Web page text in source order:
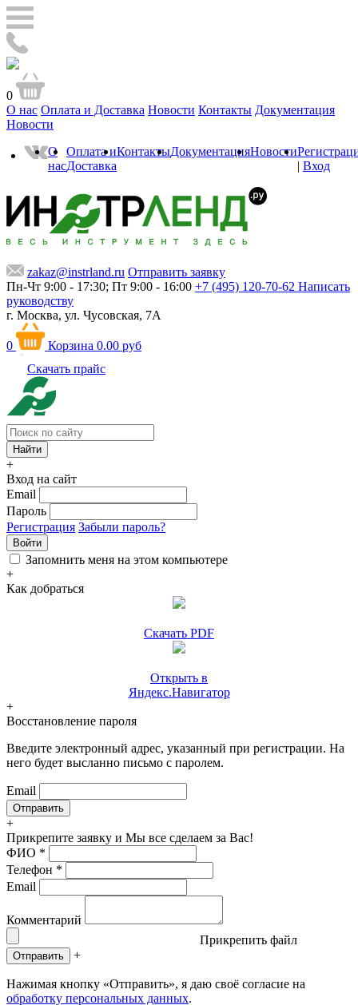
0
О нас Оплата и Доставка Новости Контакты Документация
Новости
О
нас
Оплата и
Доставка
КонтактыДокументацияНовости
| Вход
zakaz@instrland.ru Отправить заявку
Пн-Чт 9:00 - 17:30; Пт 9:00 - 16:00 +7 (495) 120-70-62 Написать
руководству
г. Москва, ул. Чусовская, 7А
0 Корзина 0.00 руб
Скачать прайс
+
Вход на сайт
Email
Пароль
Регистрация Забыли пароль?
Войти
Запомнить меня на этом компьютере
+
Как добраться
Скачать PDF
Открыть в
Яндекс.Навигатор
+
Восстановление пароля
Введите электронный адрес, указанный при регистрации. На
него будет высланно письмо с паролем.
Email
+
Прикрепите заявку и Мы все сделаем за Вас!
ФИО *
Телефон *
Email
Комментарий
Прикрепить файл
Отправить +
Нажимая кнопку «Отправить», я даю своё согласие на
обработку персональных данных.